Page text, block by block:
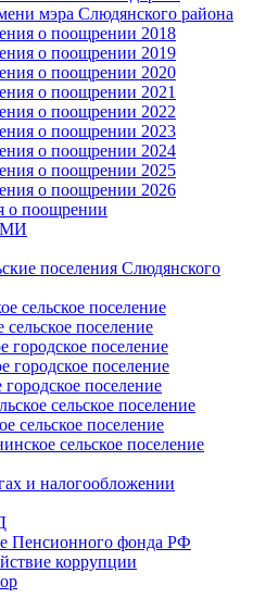
мэра Слюдянского района
о поощрении 2018
о поощрении 2019
о поощрении 2020
о поощрении 2021
о поощрении 2022
о поощрении 2023
о поощрении 2024
о поощрении 2025
о поощрении 2026
о поощрении
поселения Слюдянского
сельское поселение
сельское поселение
городское поселение
городское поселение
городское поселение
сельское поселение
сельское поселение
сельское поселение
и налогообложении
Пенсионного фонда РФ
коррупции